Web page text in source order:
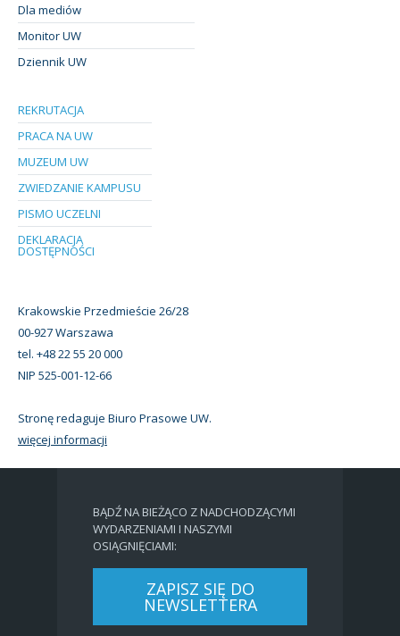
Dla mediów
Monitor UW
Dziennik UW
REKRUTACJA
PRACA NA UW
MUZEUM UW
ZWIEDZANIE KAMPUSU
PISMO UCZELNI
DEKLARACJA
DOSTĘPNOŚCI
Krakowskie Przedmieście 26/28
00-927 Warszawa
tel. +48 22 55 20 000
NIP 525-001-12-66
Stronę redaguje Biuro Prasowe UW.
więcej informacji
BĄDŹ NA BIEŻĄCO Z NADCHODZĄCYMI
WYDARZENIAMI I NASZYMI
OSIĄGNIĘCIAMI:
ZAPISZ SIĘ DO
NEWSLETTERA